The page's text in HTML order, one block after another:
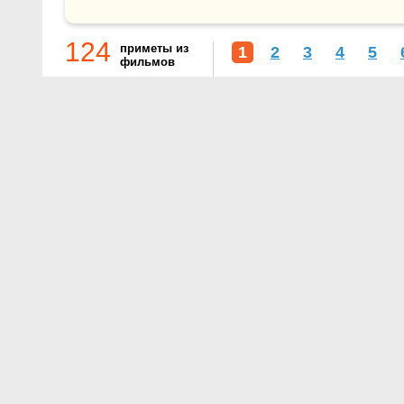
124
приметы из
фильмов
1 2 3 4 5